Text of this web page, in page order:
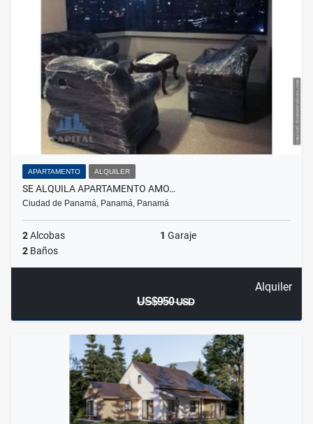
APARTAMENTO ALQUILER
SE ALQUILA APARTAMENTO AMO…
Ciudad de Panamá, Panamá, Panamá
2Alcobas 1 Garaje
2 Baños
Alquiler
US$950USD